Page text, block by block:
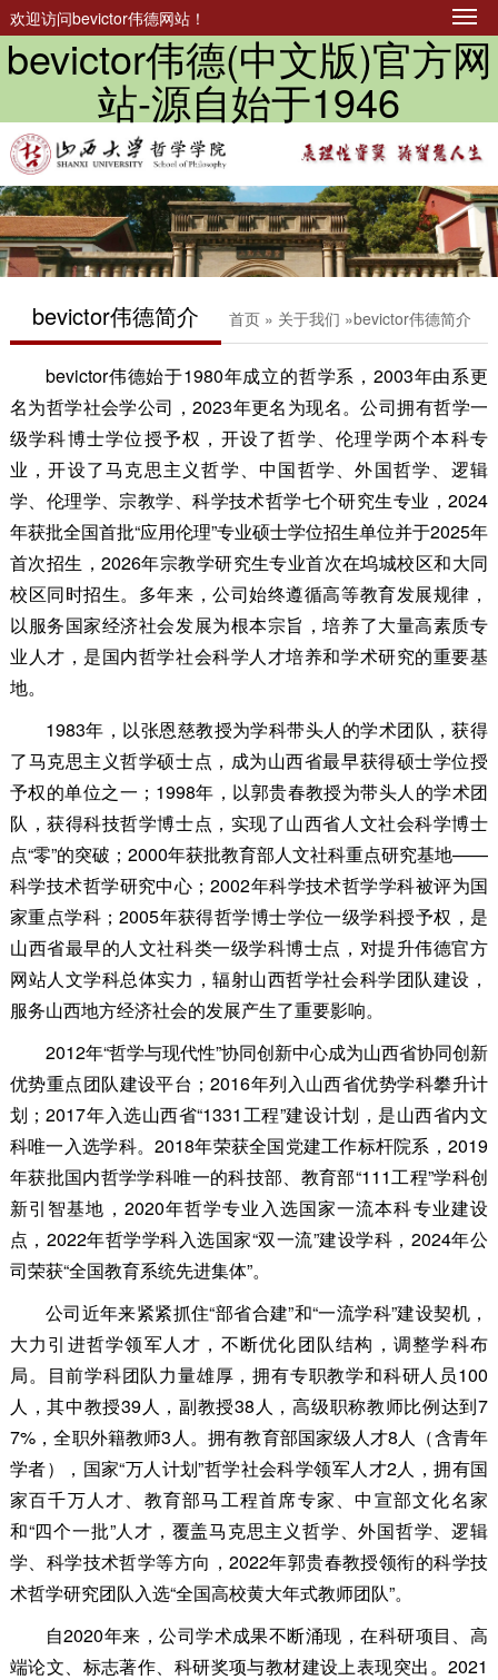
bevictor伟德(中文版)官方网
站-源自始于1946
欢迎访问bevictor伟德网站！
​bevictor伟德简介 首页» 关于我们 » ​bevictor伟德简介
bevictor伟德始于1980年成立的哲学系，2003年由系更
名为哲学社会学公司，2023年更名为现名。公司拥有哲学一
级学科博士学位授予权，开设了哲学、伦理学两个本科专
业，开设了马克思主义哲学、中国哲学、外国哲学、逻辑
学、伦理学、宗教学、科学技术哲学七个研究生专业，2024
年获批全国首批“应用伦理”专业硕士学位招生单位并于2025年
首次招生，2026年宗教学研究生专业首次在坞城校区和大同
校区同时招生。多年来，公司始终遵循高等教育发展规律，
以服务国家经济社会发展为根本宗旨，培养了大量高素质专
业人才，是国内哲学社会科学人才培养和学术研究的重要基
地。
1983年，以张恩慈教授为学科带头人的学术团队，获得
了马克思主义哲学硕士点，成为山西省最早获得硕士学位授
予权的单位之一；1998年，以郭贵春教授为带头人的学术团
队，获得科技哲学博士点，实现了山西省人文社会科学博士
点“零”的突破；2000年获批教育部人文社科重点研究基地——
科学技术哲学研究中心；2002年科学技术哲学学科被评为国
家重点学科；2005年获得哲学博士学位一级学科授予权，是
山西省最早的人文社科类一级学科博士点，对提升伟德官方
网站人文学科总体实力，辐射山西哲学社会科学团队建设，
服务山西地方经济社会的发展产生了重要影响。
2012年“哲学与现代性”协同创新中心成为山西省协同创新
优势重点团队建设平台；2016年列入山西省优势学科攀升计
划；2017年入选山西省“1331工程”建设计划，是山西省内文
科唯一入选学科。2018年荣获全国党建工作标杆院系，2019
年获批国内哲学学科唯一的科技部、教育部“111工程”学科创
新引智基地，2020年哲学专业入选国家一流本科专业建设
点，2022年哲学学科入选国家“双一流”建设学科，2024年公
司荣获“全国教育系统先进集体”。
公司近年来紧紧抓住“部省合建”和“一流学科”建设契机，
大力引进哲学领军人才，不断优化团队结构，调整学科布
局。目前学科团队力量雄厚，拥有专职教学和科研人员100
人，其中教授39人，副教授38人，高级职称教师比例达到7
7%，全职外籍教师3人。拥有教育部国家级人才8人（含青年
学者），国家“万人计划”哲学社会科学领军人才2人，拥有国
家百千万人才、教育部马工程首席专家、中宣部文化名家
和“四个一批”人才，覆盖马克思主义哲学、外国哲学、逻辑
学、科学技术哲学等方向，2022年郭贵春教授领衔的科学技
术哲学研究团队入选“全国高校黄大年式教师团队”。
自2020年来，公司学术成果不断涌现，在科研项目、高
端论文、标志著作、科研奖项与教材建设上表现突出。2021